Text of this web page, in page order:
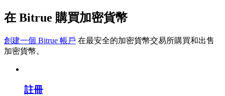
合約資訊
在 Bitrue 購買加密貨幣
創建一個 Bitrue 帳戶 在最安全的加密貨幣交易所購買和出售
加密貨幣。
註冊